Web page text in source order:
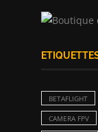
BETAFLIGHT
CAMERA FPV